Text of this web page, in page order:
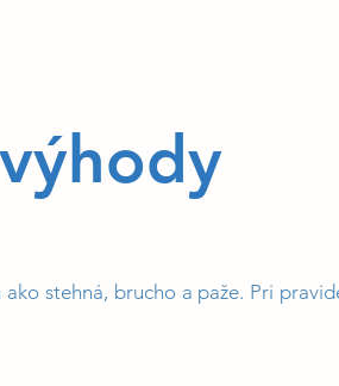
stehná, brucho a paže. Pri